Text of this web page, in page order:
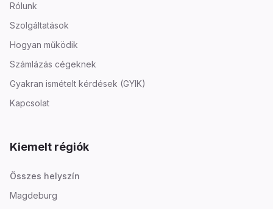
Rólunk
Szolgáltatások
Hogyan működik
Számlázás cégeknek
Gyakran ismételt kérdések (GYIK)
Kapcsolat
Kiemelt régiók
Összes helyszín
Magdeburg